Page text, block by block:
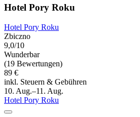
Hotel Pory Roku
Hotel Pory Roku
Zbiczno
9,0/10
Wunderbar
(19 Bewertungen)
89 €
inkl. Steuern & Gebühren
10. Aug.–11. Aug.
Hotel Pory Roku